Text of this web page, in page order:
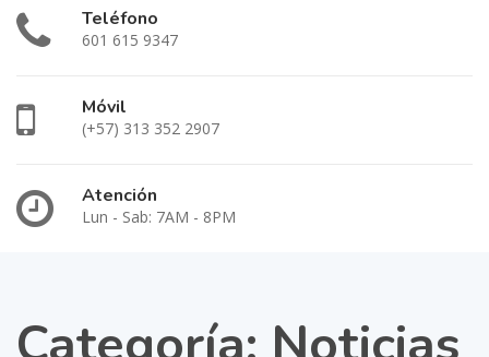
Teléfono
601 615 9347
Móvil
(+57) 313 352 2907
Atención
Lun - Sab: 7AM - 8PM